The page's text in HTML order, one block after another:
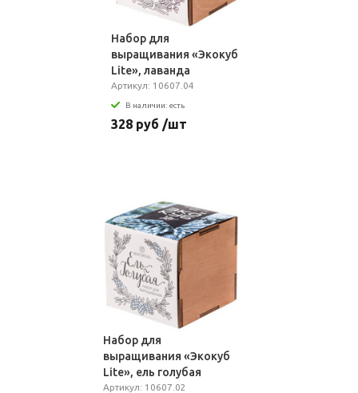
Набор для
выращивания «Экокуб
Lite», лаванда
Артикул: 10607.04
В наличии: есть
328 руб /шт
Набор для
выращивания «Экокуб
Lite», ель голубая
Артикул: 10607.02